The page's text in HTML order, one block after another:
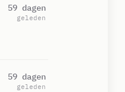
59 dagen
geleden
59 dagen
geleden